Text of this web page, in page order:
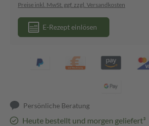
Preise inkl. MwSt. ggf. zzgl. Versandkosten
E-Rezept einlösen
Persönliche Beratung
Heute bestellt und morgen geliefert³